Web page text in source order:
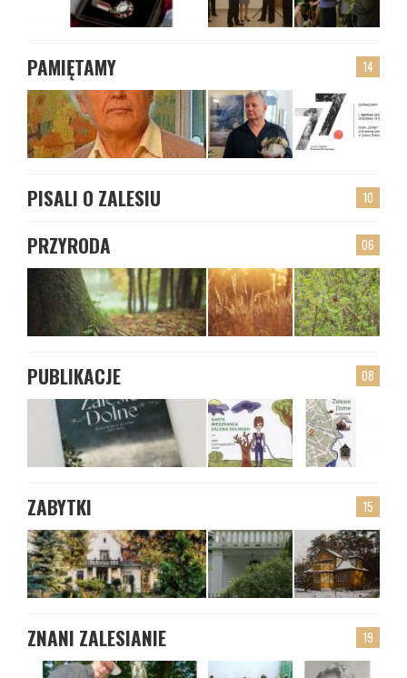
14
PAMIĘTAMY
10
PISALI O ZALESIU
06
PRZYRODA
08
PUBLIKACJE
15
ZABYTKI
19
ZNANI ZALESIANIE